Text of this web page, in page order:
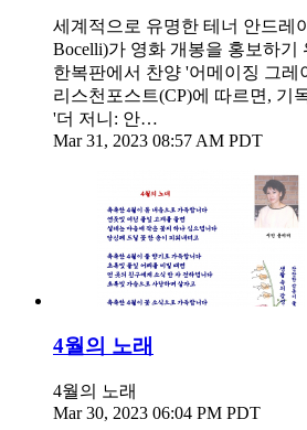
세계적으로 유명한 테너 안드레
Bocelli)가 영화 개봉을 홍보하기
한복판에서 찬양 '어메이징 그레
리스천포스트(CP)에 따르면, 기
'더 저니: 안…
Mar 31, 2023 08:57 AM PDT
4월의 노래
4월의 노래
Mar 30, 2023 06:04 PM PDT